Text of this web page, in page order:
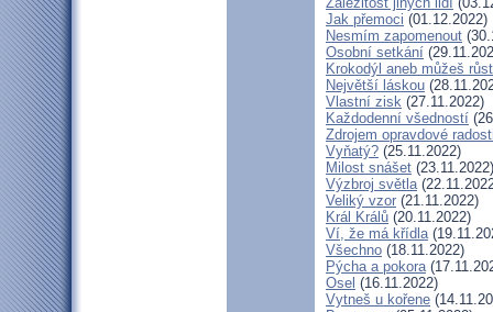
Jak přemoci (01.12.2022)
Nesmím zapomenout
Osobní setkání
Krokodýl aneb můžeš
Největší láskou
Vlastní zisk (27.11.2022)
Každodenní všedností
Zdrojem opravdové
Vyňatý? (25.11.2022)
Milost snášet (23.11.2022)
Výzbroj světla
Veliký vzor (21.11.2022)
Král Králů (20.11.2022)
Ví, že má křídla
Všechno (18.11.2022)
Pýcha a pokora
Osel (16.11.2022)
Vytneš u kořene